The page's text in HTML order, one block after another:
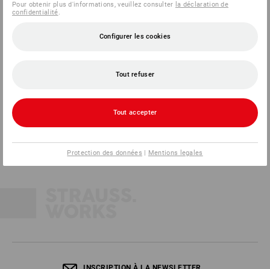
67160 Wissembourg
Tél
01 87 44 95 38
info@strauss.fr
Pour obtenir plus d'informations, veuillez consulter la déclaration de
confidentialité.
Configurer les cookies
Tout refuser
Tout accepter
Protection des données | Mentions legales